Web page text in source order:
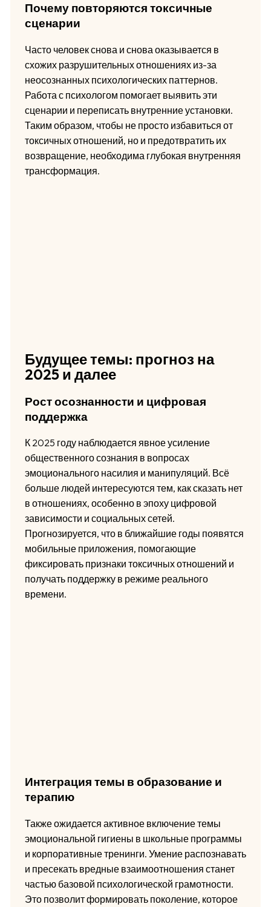
Почему повторяются токсичные
сценарии
Часто человек снова и снова оказывается в
схожих разрушительных отношениях из-за
неосознанных психологических паттернов.
Работа с психологом помогает выявить эти
сценарии и переписать внутренние установки.
Таким образом, чтобы не просто избавиться от
токсичных отношений, но и предотвратить их
возвращение, необходима глубокая внутренняя
трансформация.
Будущее темы: прогноз на
2025 и далее
Рост осознанности и цифровая
поддержка
К 2025 году наблюдается явное усиление
общественного сознания в вопросах
эмоционального насилия и манипуляций. Всё
больше людей интересуются тем, как сказать нет
в отношениях, особенно в эпоху цифровой
зависимости и социальных сетей.
Прогнозируется, что в ближайшие годы появятся
мобильные приложения, помогающие
фиксировать признаки токсичных отношений и
получать поддержку в режиме реального
времени.
Интеграция темы в образование и
терапию
Также ожидается активное включение темы
эмоциональной гигиены в школьные программы
и корпоративные тренинги. Умение распознавать
и пресекать вредные взаимоотношения станет
частью базовой психологической грамотности.
Это позволит формировать поколение, которое